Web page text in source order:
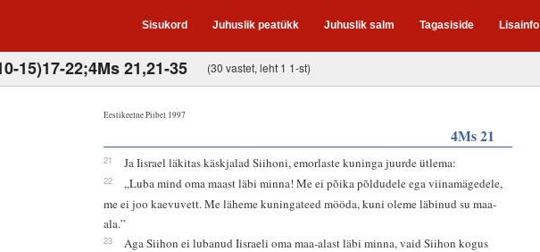
Sisukord Juhuslik peatükk Juhuslik salm Tagasiside Lisainfo
15)17-22;4Ms 21,21-35 (30 vastet, leht 1 1-st)
Eestikeelne Piibel 1997
4Ms 21
21 Ja Iisrael läkitas käskjalad Siihoni, emorlaste kuninga juurde ütlema:
22
„Luba mind oma maast läbi minna! Me ei põika põldudele ega viinamägedele,
me ei joo kaevuvett. Me läheme kuningateed mööda, kuni oleme läbinud su maa-
ala.”
23
Aga Siihon ei lubanud Iisraeli oma maa-alast läbi minna, vaid Siihon kogus